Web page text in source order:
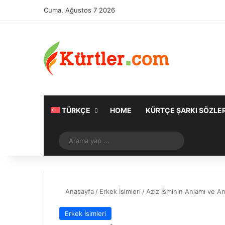
Cuma, Ağustos 7 2026
TÜRKÇE HOME KÜRTÇE ŞARKI
Rastgele Makale
yap
Anasayfa / Erkek İsimleri / Aziz İsminin Anlamı ve
Erkek İsimleri